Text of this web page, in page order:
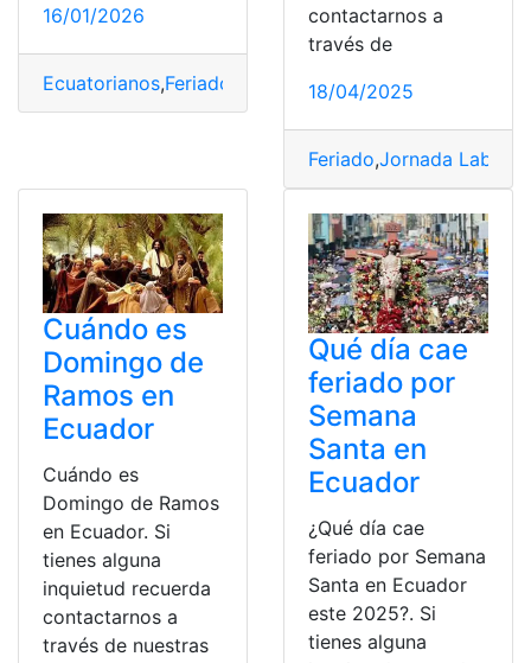
16/01/2026
Ecuatorianos,Feriado Semana,Semana Santa
contactarnos a
través de
18/04/2025
Feriado,Jornada Laboral
Cuándo es
Domingo de
Ramos en
Ecuador
Cuándo es
Domingo de Ramos
en Ecuador. Si
tienes alguna
inquietud recuerda
contactarnos a
través de nuestras
Qué día cae
feriado por
Semana
Santa en
Ecuador
¿Qué día cae
feriado por Semana
Santa en Ecuador
este 2025?. Si
tienes alguna